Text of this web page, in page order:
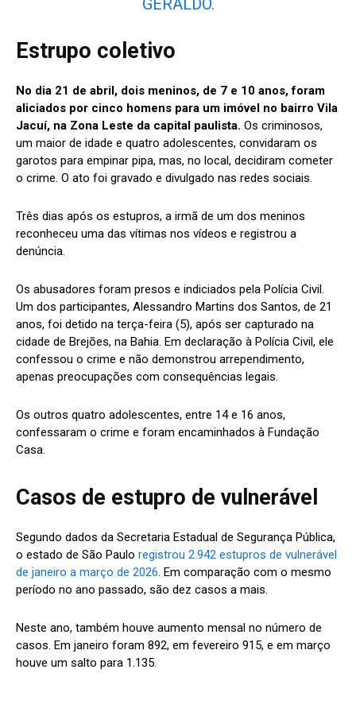
GERALDO.
Estrupo coletivo
No dia 21 de abril, dois meninos, de 7 e 10 anos, foram
aliciados por cinco homens para um imóvel no bairro Vila
Jacuí, na Zona Leste da capital paulista. Os criminosos,
um maior de idade e quatro adolescentes, convidaram os
garotos para empinar pipa, mas, no local, decidiram cometer
o crime. O ato foi gravado e divulgado nas redes sociais.
Três dias após os estupros, a irmã de um dos meninos
reconheceu uma das vítimas nos vídeos e registrou a
denúncia.
Os abusadores foram presos e indiciados pela Polícia Civil.
Um dos participantes, Alessandro Martins dos Santos, de 21
anos, foi detido na terça-feira (5), após ser capturado na
cidade de Brejões, na Bahia. Em declaração à Polícia Civil, ele
confessou o crime e não demonstrou arrependimento,
apenas preocupações com consequências legais.
Os outros quatro adolescentes, entre 14 e 16 anos,
confessaram o crime e foram encaminhados à Fundação
Casa.
Casos de estupro de vulnerável
Segundo dados da Secretaria Estadual de Segurança Pública,
o estado de São Paulo registrou 2.942 estupros de vulnerável
de janeiro a março de 2026. Em comparação com o mesmo
período no ano passado, são dez casos a mais.
Neste ano, também houve aumento mensal no número de
casos. Em janeiro foram 892, em fevereiro 915, e em março
houve um salto para 1.135.